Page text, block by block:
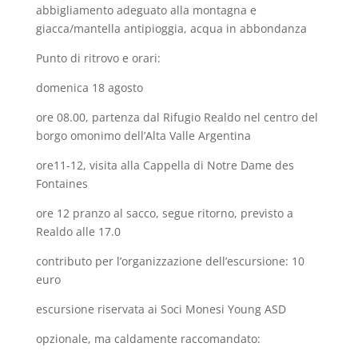
abbigliamento adeguato alla montagna e
giacca/mantella antipioggia, acqua in abbondanza
Punto di ritrovo e orari:
domenica 18 agosto
ore 08.00, partenza dal Rifugio Realdo nel centro del
borgo omonimo dell’Alta Valle Argentina
ore11-12, visita alla Cappella di Notre Dame des
Fontaines
ore 12 pranzo al sacco, segue ritorno, previsto a
Realdo alle 17.0
contributo per l’organizzazione dell’escursione: 10
euro
escursione riservata ai Soci Monesi Young ASD
opzionale, ma caldamente raccomandato: